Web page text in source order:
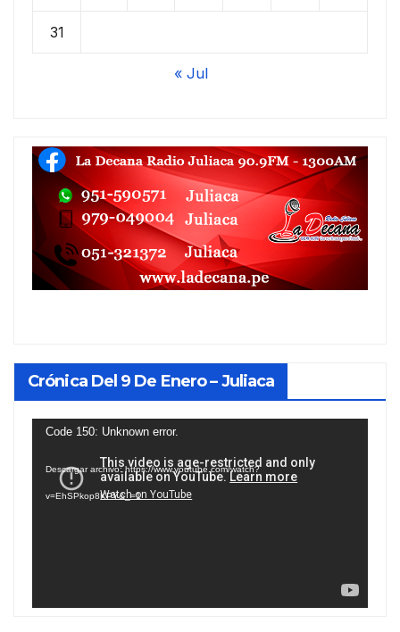
31
« Jul
Crónica Del 9 De Enero – Juliaca
Reproductor
vídeo
Code 150: Unknown error.
Descargar archivo: https://www.youtube.com/watch?
v=EhSPkop8KPY&_=1